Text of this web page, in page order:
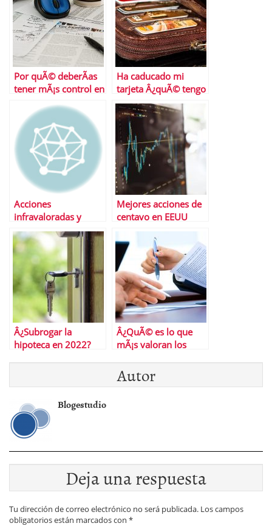
Por quÃ© deberÃ­as
tener mÃ¡s control en
ingreso
Ha caducado mi
tarjeta Â¿quÃ© tengo
quÃ© hacer?
Acciones
infravaloradas y
quÃ© hacer con ellas
Mejores acciones de
centavo en EEUU
Â¿Subrogar la
hipoteca en 2022?
Â¿QuÃ© es lo que
mÃ¡s valoran los
trabajo y cÃ³mo
entenderlos?
Autor
Blogestudio
Deja una respuesta
Tu dirección de correo electrónico no será publicada. Los campos
obligatorios están marcados con *